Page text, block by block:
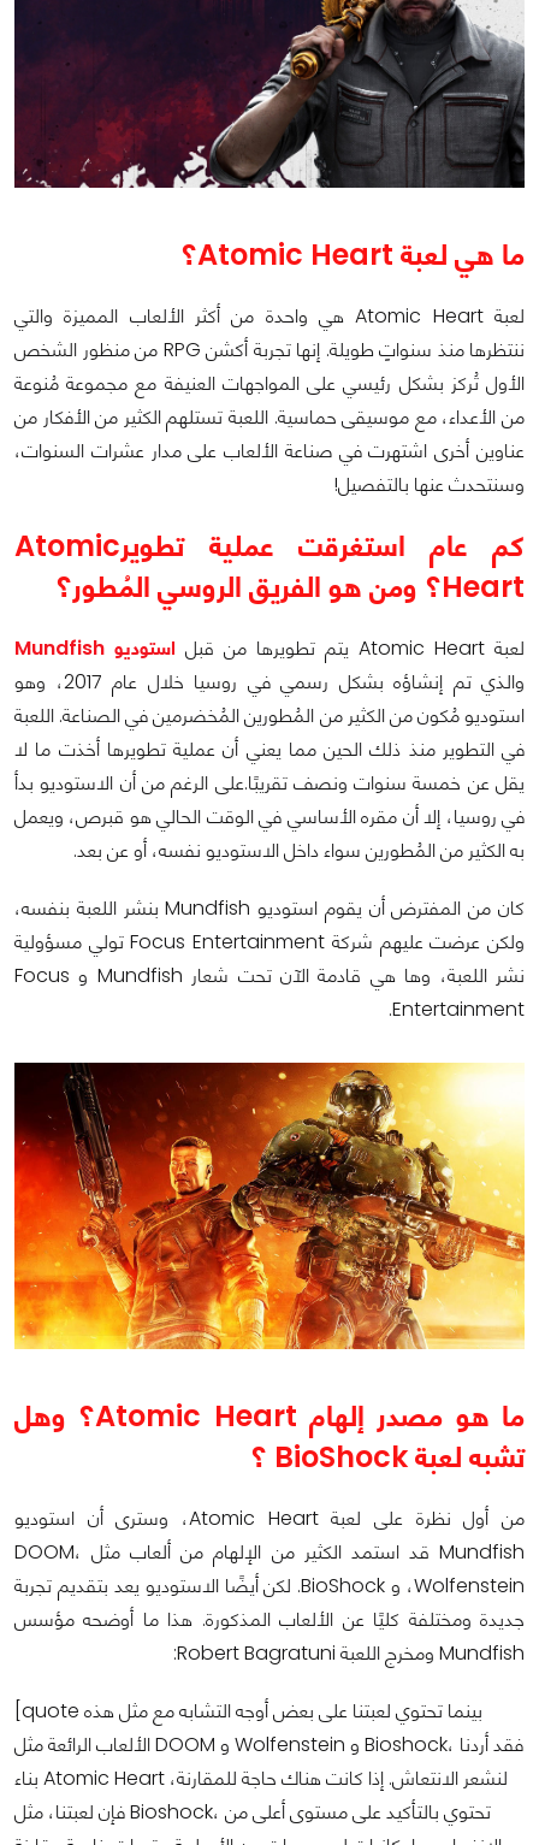
ما هي لعبة Atomic Heart؟
لعبة Atomic Heart هي واحدة من أكثر الألعاب المميزة والتي
ننتظرها منذ سنواتٍ طويلة. إنها تجربة أكشن RPG من منظور الشخص
الأول تُركز بشكل رئيسي على المواجهات العنيفة مع مجموعة مُنوعة
من الأعداء، مع موسيقى حماسية. اللعبة تستلهم الكثير من الأفكار من
عناوين أخرى اشتهرت في صناعة الألعاب على مدار عشرات السنوات،
وسنتحدث عنها بالتفصيل!
كم عام استغرقت عملية تطويرAtomic
Heart؟ ومن هو الفريق الروسي المُطور؟
لعبة Atomic Heart يتم تطويرها من قبل
استوديو Mundfish
والذي تم إنشاؤه بشكل رسمي في روسيا خلال عام 2017، وهو
استوديو مُكون من الكثير من المُطورين المُخضرمين في الصناعة. اللعبة
في التطوير منذ ذلك الحين مما يعني أن عملية تطويرها أخذت ما لا
يقل عن خمسة سنوات ونصف تقريبًا.على الرغم من أن الاستوديو بدأ
في روسيا، إلا أن مقره الأساسي في الوقت الحالي هو قبرص، ويعمل
به الكثير من المُطورين سواء داخل الاستوديو نفسه، أو عن بعد.
كان من المفترض أن يقوم استوديو Mundfish بنشر اللعبة بنفسه،
ولكن عرضت عليهم شركة Focus Entertainment تولي مسؤولية
نشر اللعبة، وها هي قادمة الآن تحت شعار Mundfish و Focus
Entertainment.
ما هو مصدر إلهام Atomic Heart؟ وهل
تشبه لعبةBioShock ؟
من أول نظرة على لعبة Atomic Heart، وسترى أن استوديو
Mundfish قد استمد الكثير من الإلهام من ألعاب مثل DOOM،
Wolfenstein، و BioShock. لكن أيضًا الاستوديو يعد بتقديم تجربة
جديدة ومختلفة كليًا عن الألعاب المذكورة. هذا ما أوضحه مؤسس
Mundfish ومخرج اللعبة Robert Bagratuni:
[quote بينما تحتوي لعبتنا على بعض أوجه التشابه مع مثل هذه
الألعاب الرائعة مثل DOOM و Wolfenstein و Bioshock، فقد أردنا
بناء Atomic Heart لنشعر الانتعاش. إذا كانت هناك حاجة للمقارنة،
فإن لعبتنا، مثل Bioshock، تحتوي بالتأكيد على مستوى أعلى من